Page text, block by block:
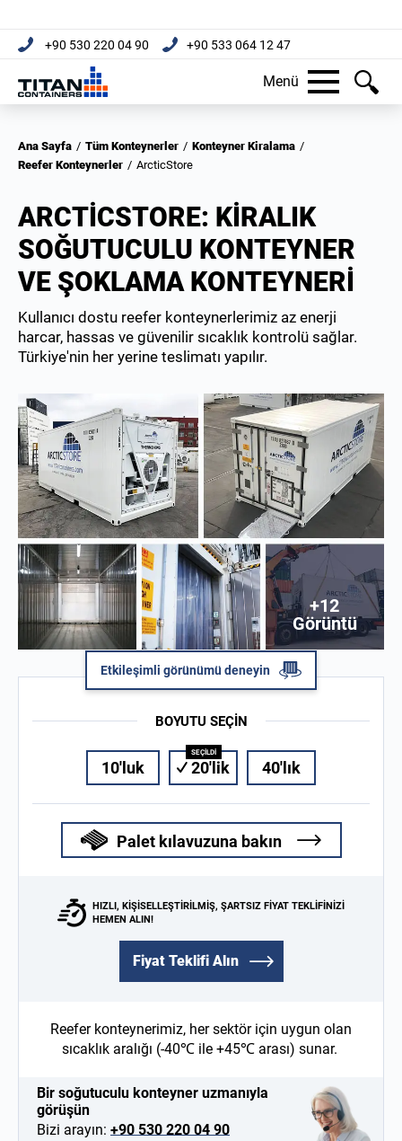
+90 530 220 04 90 +90 533 064 12 47
Menü
Ana Sayfa / Tüm Konteynerler / Konteyner Kiralama /
Reefer Konteynerler / ArcticStore
ARCTICSTORE: KIRALIK
SOĞUTUCULU KONTEYNER
VE ŞOKLAMA KONTEYNERI
Kullanıcı dostu reefer konteynerlerimiz az enerji
harcar, hassas ve güvenilir sıcaklık kontrolü sağlar.
Türkiye'nin her yerine teslimatı yapılır.
Etkileşimli görünümü deneyin
+12
Görüntü
BOYUTU SEÇIN
10'luk 20'lik 40'lık
Palet kılavuzuna bakın
Fiyat Teklifi Alın
HIZLI, KIŞISELLEŞTIRILMIŞ, ŞARTSIZ FIYAT TEKLIFINIZI
HEMEN ALIN!
Reefer konteynerimiz, her sektör için uygun olan
sıcaklık aralığı (-40℃ ile +45℃ arası) sunar.
Bir soğutuculu konteyner uzmanıyla
görüşün
Bizi arayın: +90 530 220 04 90